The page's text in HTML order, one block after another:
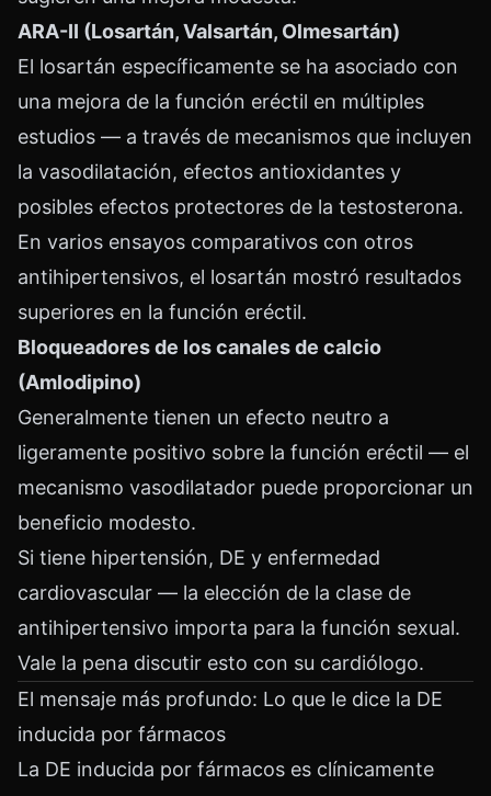
ARA-II (Losartán, Valsartán, Olmesartán)
El losartán específicamente se ha asociado con
una mejora de la función eréctil en múltiples
estudios — a través de mecanismos que incluyen
la vasodilatación, efectos antioxidantes y
posibles efectos protectores de la testosterona.
En varios ensayos comparativos con otros
antihipertensivos, el losartán mostró resultados
superiores en la función eréctil.
Bloqueadores de los canales de calcio
(Amlodipino)
Generalmente tienen un efecto neutro a
ligeramente positivo sobre la función eréctil — el
mecanismo vasodilatador puede proporcionar un
beneficio modesto.
Si tiene hipertensión, DE y enfermedad
cardiovascular — la elección de la clase de
antihipertensivo importa para la función sexual.
Vale la pena discutir esto con su cardiólogo.
El mensaje más profundo: Lo que le dice la DE
inducida por fármacos
La DE inducida por fármacos es clínicamente